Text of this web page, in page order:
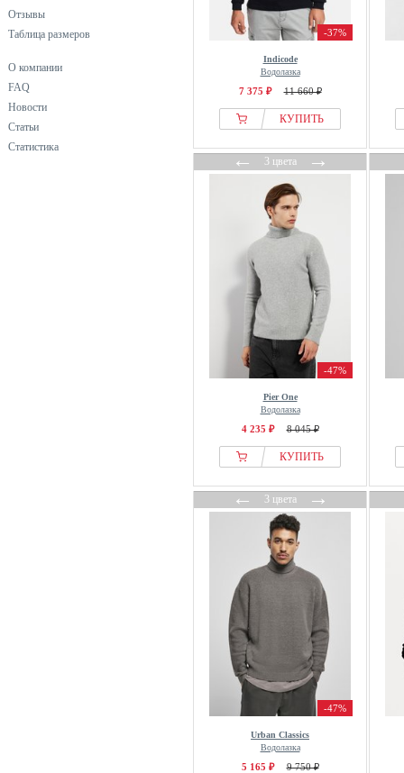
Jette
Junk De Luxe
черный
Отзывы
Таблица размеров
О компании
FAQ
Новости
Статьи
Статистика
-37%
Indicode
Водолазка
7 375 ₽ 11 660 ₽
КУПИТЬ
←3 цвета→
-47%
Pier One
Водолазка
4 235 ₽ 8 045 ₽
КУПИТЬ
←3 цвета→
-47%
Urban Classics
Водолазка
5 165 ₽ 9 750 ₽